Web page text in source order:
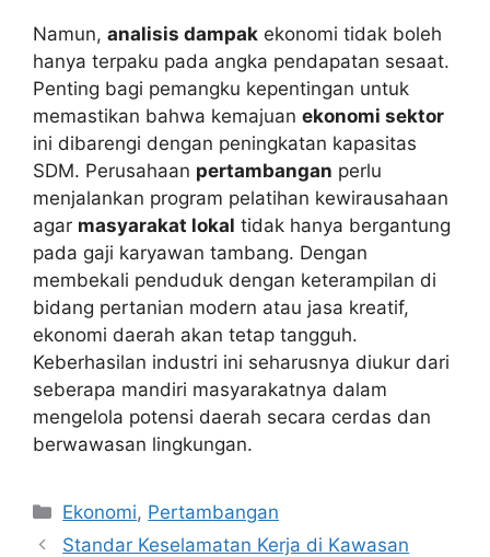
Namun, analisis dampak ekonomi tidak boleh
hanya terpaku pada angka pendapatan sesaat.
Penting bagi pemangku kepentingan untuk
memastikan bahwa kemajuan ekonomi sektor
ini dibarengi dengan peningkatan kapasitas
SDM. Perusahaan pertambangan perlu
menjalankan program pelatihan kewirausahaan
agar masyarakat lokal tidak hanya bergantung
pada gaji karyawan tambang. Dengan
membekali penduduk dengan keterampilan di
bidang pertanian modern atau jasa kreatif,
ekonomi daerah akan tetap tangguh.
Keberhasilan industri ini seharusnya diukur dari
seberapa mandiri masyarakatnya dalam
mengelola potensi daerah secara cerdas dan
berwawasan lingkungan.
Kategori
Ekonomi, Pertambangan
Standar Keselamatan Kerja di Kawasan